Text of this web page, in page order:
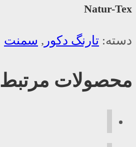
Natur-Tex
دسته: تارنگ دکور , سمنت
محصولات مرتبط